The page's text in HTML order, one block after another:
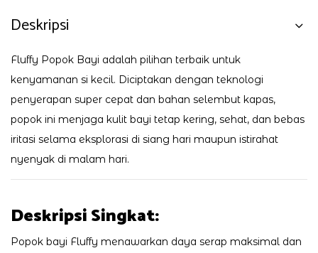
Deskripsi
Fluffy Popok Bayi adalah pilihan terbaik untuk
kenyamanan si kecil. Diciptakan dengan teknologi
penyerapan super cepat dan bahan selembut kapas,
popok ini menjaga kulit bayi tetap kering, sehat, dan bebas
iritasi selama eksplorasi di siang hari maupun istirahat
nyenyak di malam hari.
Deskripsi Singkat:
Popok bayi Fluffy menawarkan daya serap maksimal dan